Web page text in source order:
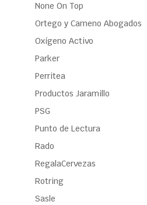
None On Top
Ortego y Cameno Abogados
Oxígeno Activo
Parker
Perritea
Productos Jaramillo
PSG
Punto de Lectura
Rado
RegalaCervezas
Rotring
Sasle